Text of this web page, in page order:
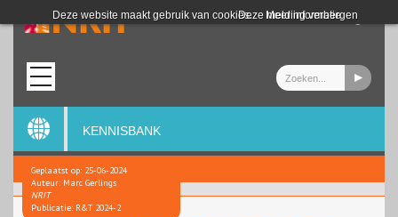
Deze website maakt gebruik van cookies. Meer informatie
Deze melding verbergen
Login
KENNISBANK
Geplaatst op: 25-06-2024
Auteur: Marc Gerlings
NRIT
Publicatie: R&T 2024-2